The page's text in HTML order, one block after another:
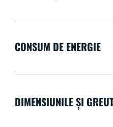
CONSUM DE ENERGIE
DIMENSIUNILE ȘI